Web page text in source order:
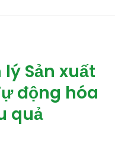
Sản xuất
động hóa
quả